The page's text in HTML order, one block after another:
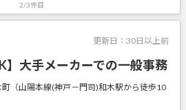
2/3件目
更新日： 30日以上前
】大手メーカーでの一般事務
（山陽本線(神戸－門司)和木駅から徒歩10